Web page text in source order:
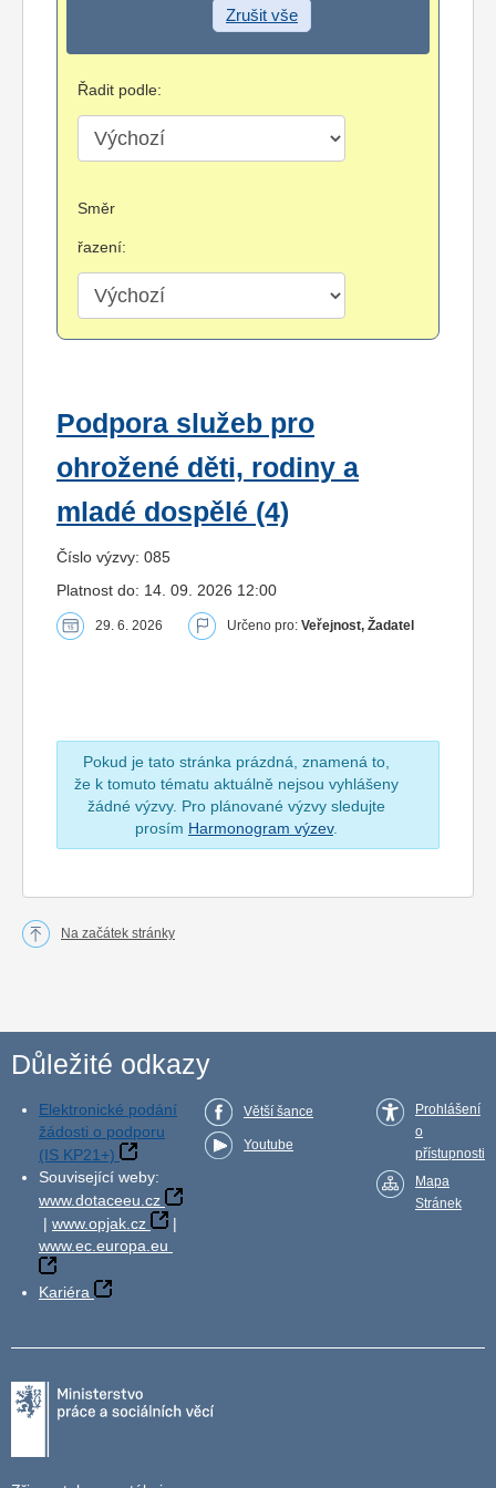
Zrušit vše
Řadit podle:
Směr
řazení:
Podpora služeb pro
ohrožené děti, rodiny a
mladé dospělé (4)
Číslo výzvy: 085
Platnost do: 14. 09. 2026 12:00
29. 6. 2026 Určeno pro: Veřejnost, Žadatel
Pokud je tato stránka prázdná, znamená to,
že k tomuto tématu aktuálně nejsou vyhlášeny
žádné výzvy. Pro plánované výzvy sledujte
prosím Harmonogram výzev.
Na začátek stránky
Důležité odkazy
Elektronické podání
žádosti o podporu
(IS KP21+)
Související weby:
www.dotaceeu.cz
| www.opjak.cz
|
www.ec.europa.eu
Kariéra
Větší šance
Youtube
Prohlášení
o
přístupnosti
Mapa
Stránek